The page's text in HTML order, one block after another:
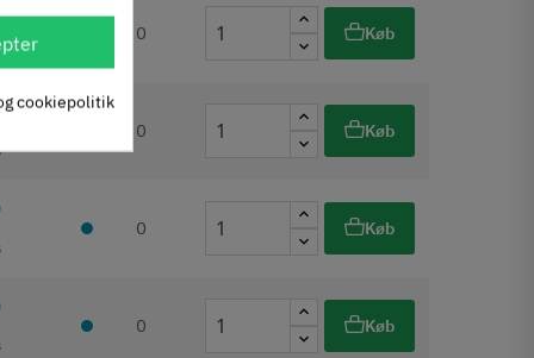
0 Køb
0 Køb
0 Køb
0 Køb
cookiepolitik